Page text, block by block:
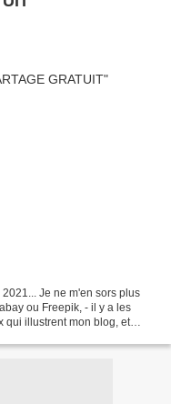
Je ne m'en sors plus
ou Freepik, - il y a les
qui illustrent mon blog, et